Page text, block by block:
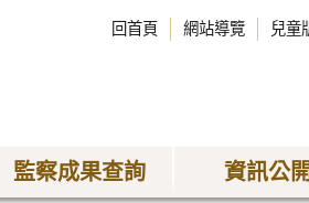
回首頁 網站導覽 兒童
監察成果查詢 資訊公開